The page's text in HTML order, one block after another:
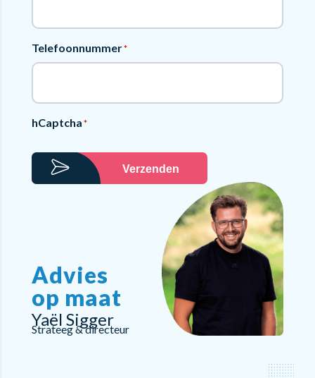
Telefoonnummer*
hCaptcha*
Verzenden
Advies
op maat
Yaël Sigger
Strateeg & directeur